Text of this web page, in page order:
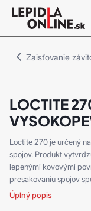
Priemyselné
lepidlá
Zaisťovanie
LOCTITE
Loctite 270 je určený
spojov. Produkt
lepenými kovovými
presakovaniu spojov
Úplný popis